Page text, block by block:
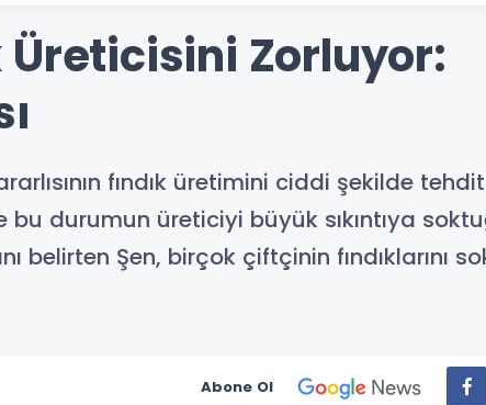
Üreticisini Zorluyor:
fındık üretimini ciddi şekilde
bu durumun üreticiyi büyük sıkıntıya
belirten Şen, birçok çiftçinin fındıklarını
Abone Ol